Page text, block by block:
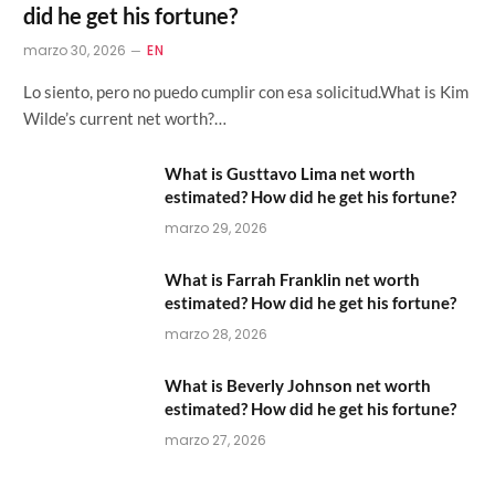
did he get his fortune?
marzo 30, 2026 EN
Lo siento, pero no puedo cumplir con esa solicitud.What is Kim
Wilde’s current net worth?…
What is Gusttavo Lima net worth
estimated? How did he get his fortune?
marzo 29, 2026
What is Farrah Franklin net worth
estimated? How did he get his fortune?
marzo 28, 2026
What is Beverly Johnson net worth
estimated? How did he get his fortune?
marzo 27, 2026